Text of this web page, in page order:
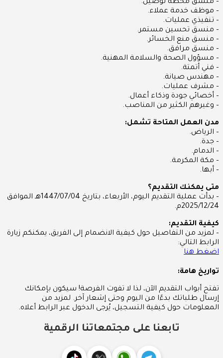
– منسق محطة توصيل.
– موظف خدمة عملاء.
– تنفيذي عمليات.
– منسق تحسين مستمر.
– منسق منع الخسائر.
– منسق مرافق.
– مسؤول الصحة والسلامة المهنية.
– فني أتمتة.
– مهندس صيانة.
– مشرف عمليات.
– أخصائي جودة وذكاء أعمال.
– وغيرهم الكثير من المناصب.
مدن العمل المتاحة تشمل:
– الرياض.
– جدة.
– الدمام.
– مكة المكرمة.
– أبها.
متى يمكنك التقديم؟
– بدأت عملية التقديم اليوم، الأربعاء، بتاريخ 1447/07/04هـ الموافق
2025/12/24م.
كيفية التقديم:
– لمزيد من التفاصيل حول كيفية الانضمام إلى الفريق، يمكنكم زيارة
الرابط التالي:
اضغط هنا
تواريخ هامة:
تفتح أبواب التقديم الآن، لذا لا تفوت الفرصة! سيكون بإمكانك
إرسال طلباتك بدءًا من اليوم وحتى إشعار آخر. لمزيد من
المعلومات حول كيفية التسجيل، يُرجى الدخول عبر الرابط أعلاه.
تابعنا على مجتمعاتنا الرقمية